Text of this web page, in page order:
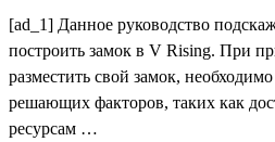
[ad_1] Данное руководство
построить замок в V Rising. При
разместить свой замок,
решающих факторов, таких как
ресурсам …